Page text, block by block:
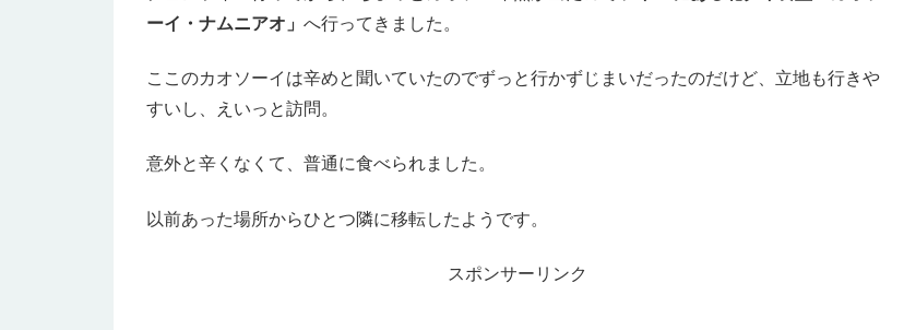
ーイ・ナムニアオ」 へ行ってきました。
ここのカオソーイは辛めと聞いていたのでずっと行かずじまいだったのだけど、立地も行きや
すいし、えいっと訪問。
意外と辛くなくて、普通に食べられました。
以前あった場所からひとつ隣に移転したようです。
スポンサーリンク